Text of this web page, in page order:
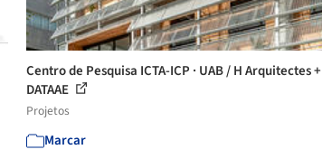
Centro de Pesquisa ICTA-ICP · UAB / H Arquitectes +
DATAAE
Projetos
Marcar